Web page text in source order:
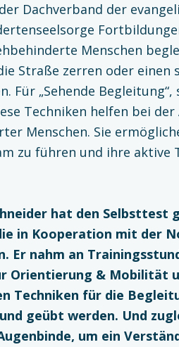
Dachverband der
Menschen
Straße zerren oder einen
Für „Sehende
Techniken helfen bei
Menschen. Sie
zu führen und ihre aktive
hat den Selbsttest
in Kooperation mit der
Er nahm an
Orientierung & Mobilität
Techniken für die
geübt werden. Und
um ein